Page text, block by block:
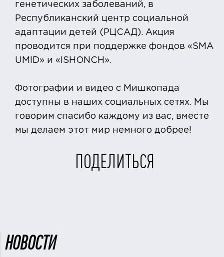
генетических заболеваний, в
Республиканский центр социальной
адаптации детей (РЦСАД). Акция
проводится при поддержке фондов «SMA
UMID» и «ISHONCH».
Фотографии и видео с Мишкопада
доступны в наших социальных сетях. Мы
говорим спасибо каждому из вас, вместе
мы делаем этот мир немного добрее!
ПОДЕЛИТЬСЯ
НОВОСТИ